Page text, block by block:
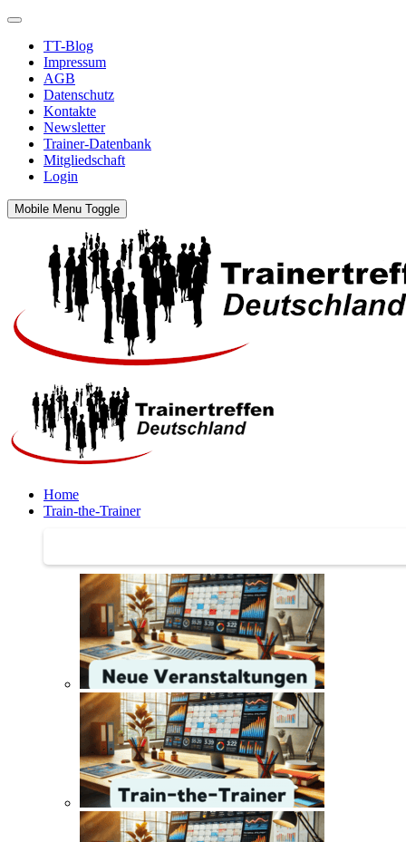
TT-Blog
Impressum
AGB
Datenschutz
Kontakte
Newsletter
Trainer-Datenbank
Mitgliedschaft
Login
Mobile Menu Toggle
Home
Train-the-Trainer